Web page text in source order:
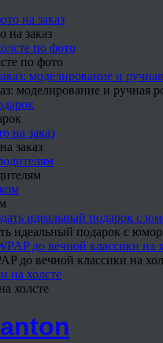
на заказ
по фото
моделирование и ручная
заказ
идеальный подарок с
до вечной классики на
холсте
anton